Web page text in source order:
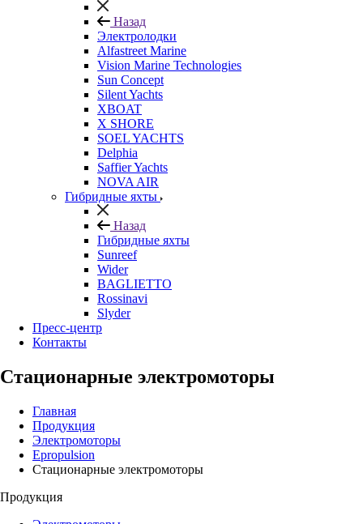
Назад
Электролодки
Alfastreet Marine
Vision Marine Technologies
Sun Concept
Silent Yachts
XBOAT
X SHORE
SOEL YACHTS
Delphia
Saffier Yachts
NOVA AIR
Гибридные яхты
Назад
Гибридные яхты
Sunreef
Wider
BAGLIETTO
Rossinavi
Slyder
Пресс-центр
Контакты
Стационарные электромоторы
Главная
Продукция
Электромоторы
Epropulsion
Стационарные электромоторы
Продукция